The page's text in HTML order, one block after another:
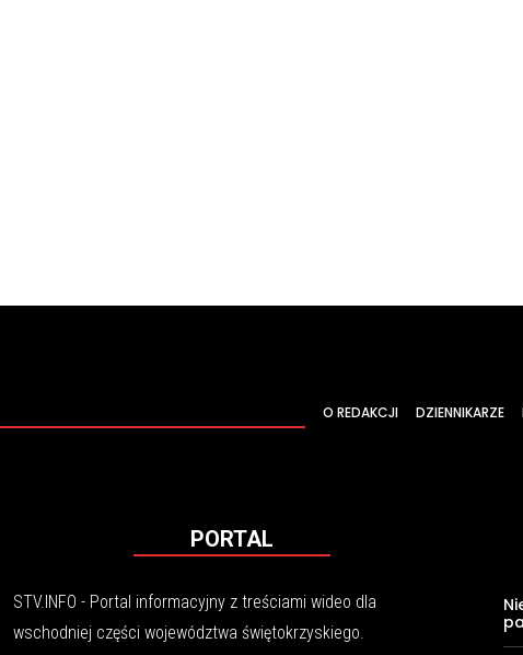
O REDAKCJI DZIENNIKARZE
PORTAL
STV.INFO - Portal informacyjny z treściami wideo dla
wschodniej części województwa świętokrzyskiego.